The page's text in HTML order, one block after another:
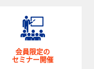
会員限定の
セミナー開催